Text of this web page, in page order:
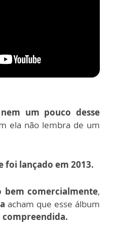
um pouco desse
ela não lembra de um
foi lançado em 2013.
comercialmente,
acham que esse álbum
compreendida.